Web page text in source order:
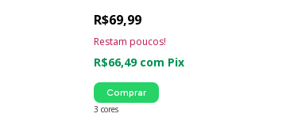
R$69,99
R$66,49 com Pix
Restam poucos!
3 cores
Comprar